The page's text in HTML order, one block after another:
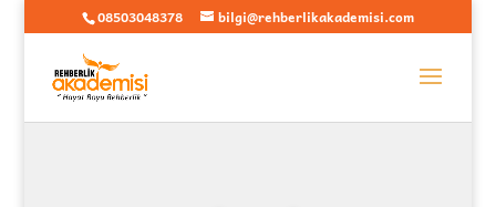
08503048378 bilgi@rehberlikakademisi.com